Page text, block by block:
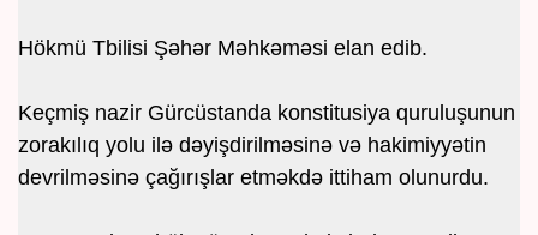
Hökmü Tbilisi Şəhər Məhkəməsi elan edib.
Keçmiş nazir Gürcüstanda konstitusiya quruluşunun
zorakılıq yolu ilə dəyişdirilməsinə və hakimiyyətin
devrilməsinə çağırışlar etməkdə ittiham olunurdu.